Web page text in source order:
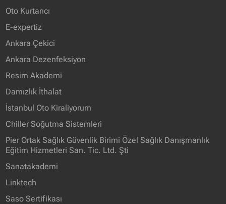
Oto Kurtarıcı
E-expertiz
Ankara Çekici
Ankara Dezenfeksiyon
Resim Akademi
Damızlık İthalat
İstanbul Oto Kiraliyorum
Chiller Soğutma Sistemleri
Pier Ortak Sağlık Güvenlik Birimi Özel Sağlık Danışmanlık
Eğitim Hizmetleri San. Tic. Ltd. Şti
Sanatakademi
Linktech
Saso Sertifikası